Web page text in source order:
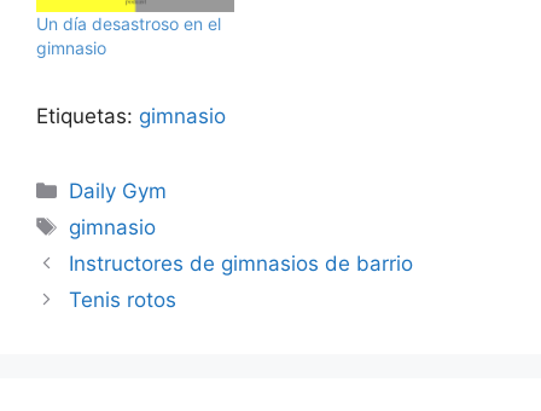
Un día desastroso en el
gimnasio
Etiquetas: gimnasio
Categorías
Daily Gym
Etiquetas
gimnasio
Instructores de gimnasios de barrio
Tenis rotos